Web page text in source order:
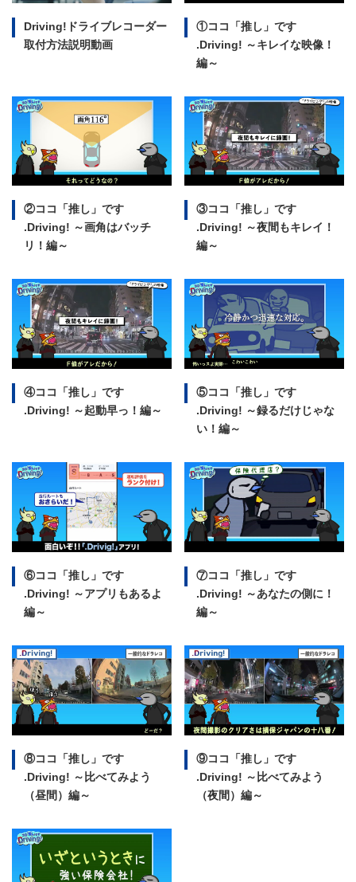
Driving!ドライブレコーダー
取付方法説明動画
①ココ「推し」です
.Driving! ～キレイな映像！
編～
②ココ「推し」です
.Driving! ～画角はバッチ
リ！編～
③ココ「推し」です
.Driving! ～夜間もキレイ！
編～
④ココ「推し」です
.Driving! ～起動早っ！編～
⑤ココ「推し」です
.Driving! ～録るだけじゃな
い！編～
⑥ココ「推し」です
.Driving! ～アプリもあるよ
編～
⑦ココ「推し」です
.Driving! ～あなたの側に！
編～
⑧ココ「推し」です
.Driving! ～比べてみよう
（昼間）編～
⑨ココ「推し」です
.Driving! ～比べてみよう
（夜間）編～